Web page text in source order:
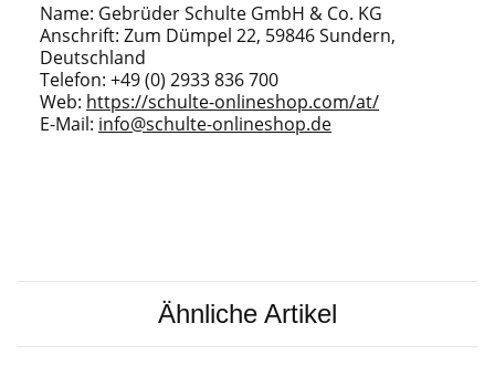
Name: Gebrüder Schulte GmbH & Co. KG
Anschrift: Zum Dümpel 22, 59846 Sundern,
Deutschland
Telefon: +49 (0) 2933 836 700
Web: https://schulte-onlineshop.com/at/
E-Mail: info@schulte-onlineshop.de
Ähnliche Artikel